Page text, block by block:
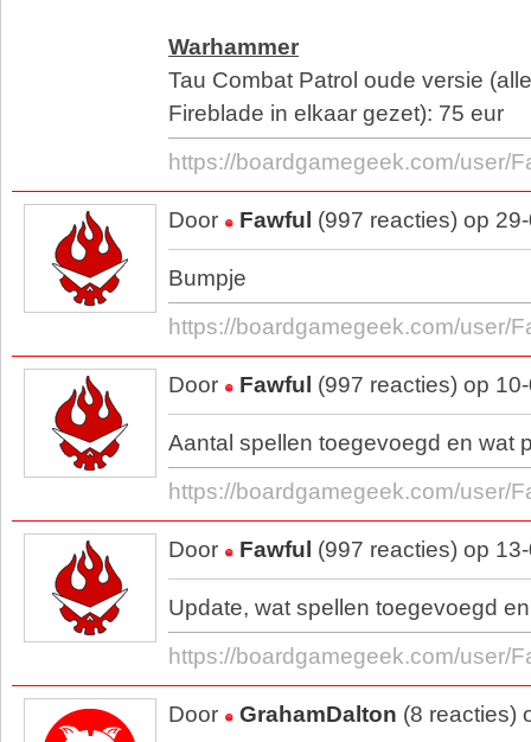
Warhammer
Tau Combat Patrol oude versie
Fireblade in elkaar gezet): 75 eur
https://boardgamegeek.com/user/
Door Fawful (997 reacties) op
Bumpje
https://boardgamegeek.com/user/
Door Fawful (997 reacties) op
Aantal spellen toegevoegd en wat
https://boardgamegeek.com/user/
Door Fawful (997 reacties) op
Update, wat spellen toegevoegd
https://boardgamegeek.com/user/
Door GrahamDalton (8 reacties)